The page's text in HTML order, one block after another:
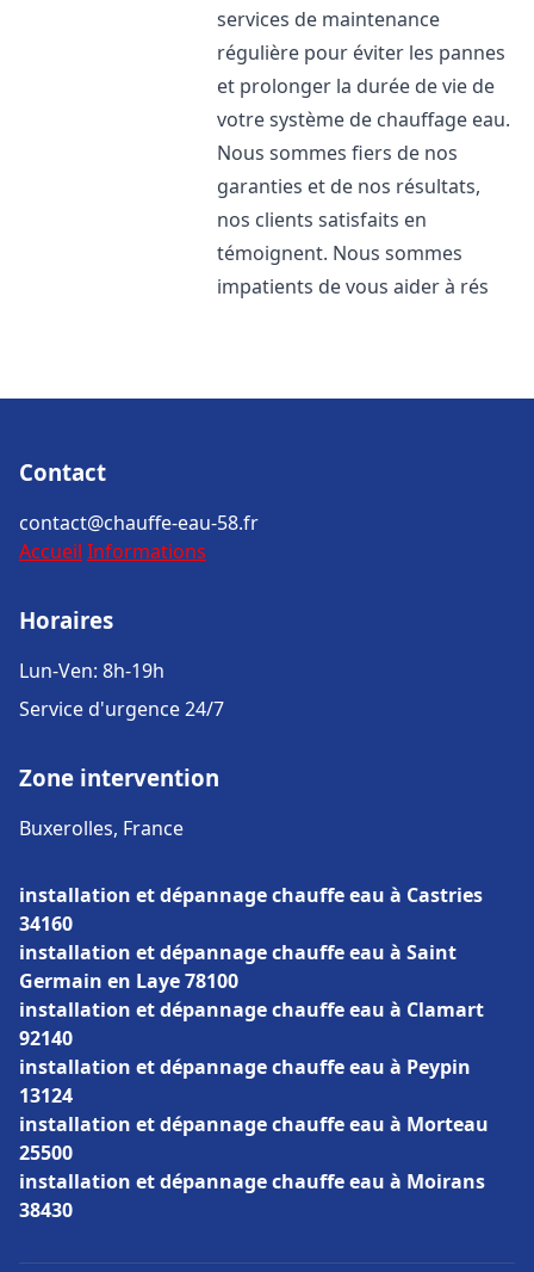
services de maintenance
régulière pour éviter les pannes
et prolonger la durée de vie de
votre système de chauffage eau.
Nous sommes fiers de nos
garanties et de nos résultats,
nos clients satisfaits en
témoignent. Nous sommes
impatients de vous aider à rés
Contact
contact@chauffe-eau-58.fr
Accueil Informations
Horaires
Lun-Ven: 8h-19h
Service d'urgence 24/7
Zone intervention
Buxerolles, France
installation et dépannage chauffe eau à Castries
34160
installation et dépannage chauffe eau à Saint
Germain en Laye 78100
installation et dépannage chauffe eau à Clamart
92140
installation et dépannage chauffe eau à Peypin
13124
installation et dépannage chauffe eau à Morteau
25500
installation et dépannage chauffe eau à Moirans
38430